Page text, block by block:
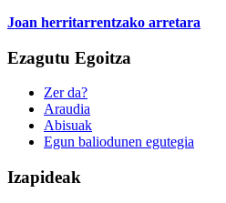
Joan herritarrentzako arretara
Ezagutu Egoitza
Zer da?
Araudia
Abisuak
Egun baliodunen egutegia
Izapideak